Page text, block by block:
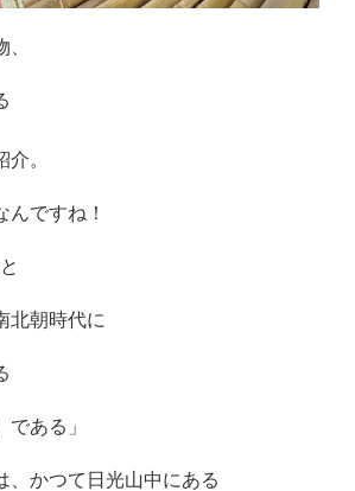
介。
んですね！
北朝時代に
である」
、かつて日光山中にある